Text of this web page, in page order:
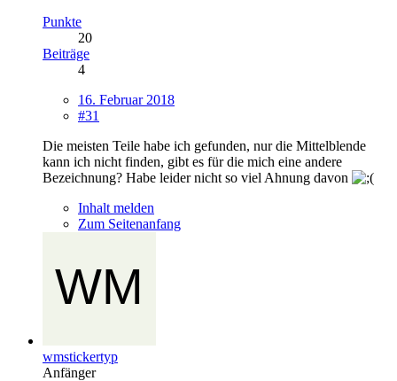
Punkte
20
Beiträge
4
16. Februar 2018
#31
Die meisten Teile habe ich gefunden, nur die Mittelblende
kann ich nicht finden, gibt es für die mich eine andere
Bezeichnung? Habe leider nicht so viel Ahnung davon
Inhalt melden
Zum Seitenanfang
wmstickertyp
Anfänger